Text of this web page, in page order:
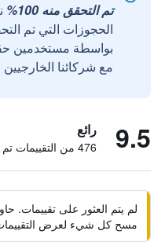
تم التحقق منه 100%
الحجوزات التي تم
مع شركائنا الخارجيين
9.5 رائع
476 من التقييمات تم التحقق منها
لم يتم العثور على تقييمات.
مسح كل شيء لعرض